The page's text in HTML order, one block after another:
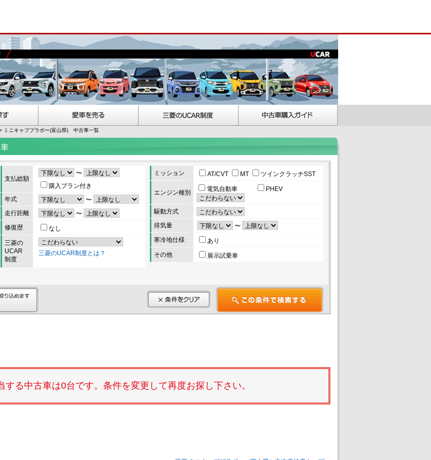
ミニキャブブラボー(富山県) 中古車一覧
支払総額
〜
購入プラン付き
年式
〜
走行距離
〜
修復歴
なし
三菱の
UCAR
制度
三菱のUCAR制度とは？
ミッション AT/CVT MT ツインクラッチSST
エンジン種別 電気自動車 PHEV
駆動方式
排気量
〜
寒冷地仕様
あり
その他
展示試乗車
する中古車は0台です。条件を変更して再度お探し下さい。